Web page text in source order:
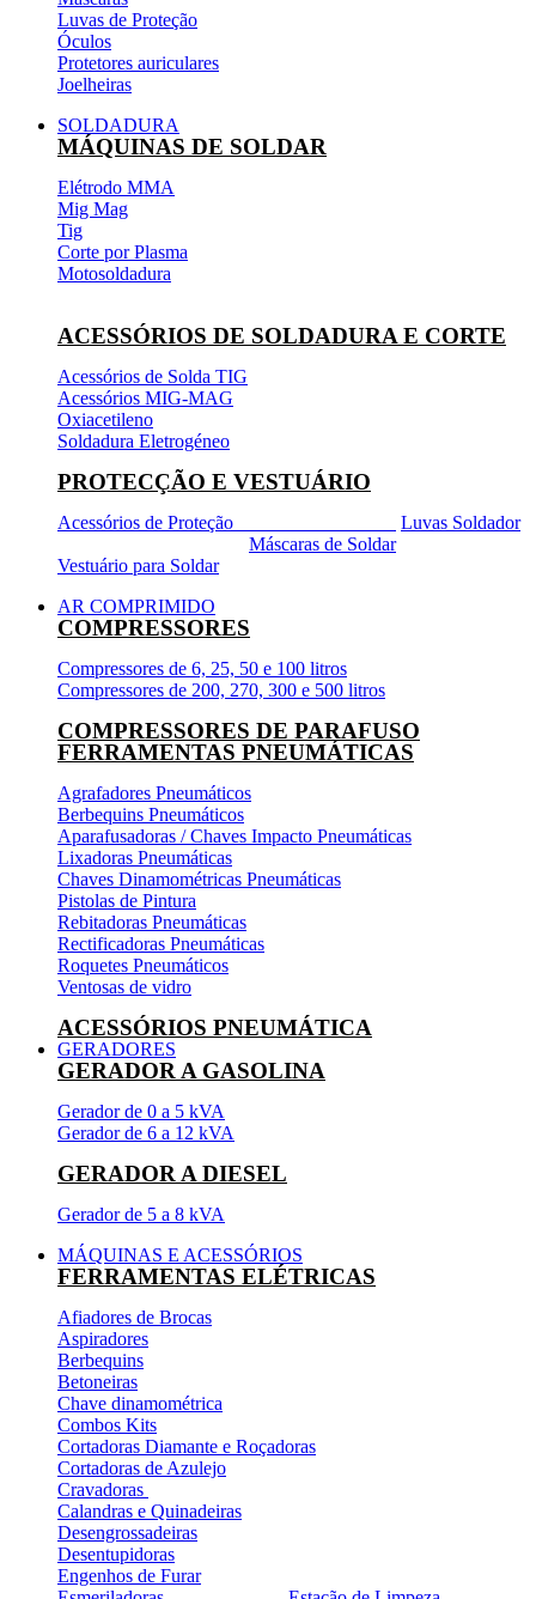
Luvas de Proteção
Óculos
Protetores auriculares
Joelheiras
SOLDADURA
MÁQUINAS DE SOLDAR
Elétrodo MMA
Mig Mag
Tig
Corte por Plasma
Motosoldadura
ACESSÓRIOS DE SOLDADURA E CORTE
Acessórios de Solda TIG
Acessórios MIG-MAG
Oxiacetileno
Soldadura Eletrogéneo
PROTECÇÃO E VESTUÁRIO
Acessórios de Proteção
Luvas Soldador
Máscaras de Soldar
Vestuário para Soldar
AR COMPRIMIDO
COMPRESSORES
Compressores de 6, 25, 50 e 100 litros
Compressores de 200, 270, 300 e 500 litros
COMPRESSORES DE PARAFUSO
FERRAMENTAS PNEUMÁTICAS
Agrafadores Pneumáticos
Berbequins Pneumáticos
Aparafusadoras / Chaves Impacto Pneumáticas
Lixadoras Pneumáticas
Chaves Dinamométricas Pneumáticas
Pistolas de Pintura
Rebitadoras Pneumáticas
Rectificadoras Pneumáticas
Roquetes Pneumáticos
Ventosas de vidro
ACESSÓRIOS PNEUMÁTICA
GERADORES
GERADOR A GASOLINA
Gerador de 0 a 5 kVA
Gerador de 6 a 12 kVA
GERADOR A DIESEL
Gerador de 5 a 8 kVA
MÁQUINAS E ACESSÓRIOS
FERRAMENTAS ELÉTRICAS
Afiadores de Brocas
Aspiradores
Berbequins
Betoneiras
Chave dinamométrica
Combos Kits
Cortadoras Diamante e Roçadoras
Cortadoras de Azulejo
Cravadoras
Calandras e Quinadeiras
Desengrossadeiras
Desentupidoras
Engenhos de Furar